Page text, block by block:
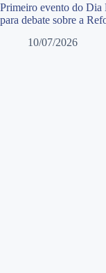
Primeiro evento do Dia
para debate sobre a
10/07/2026